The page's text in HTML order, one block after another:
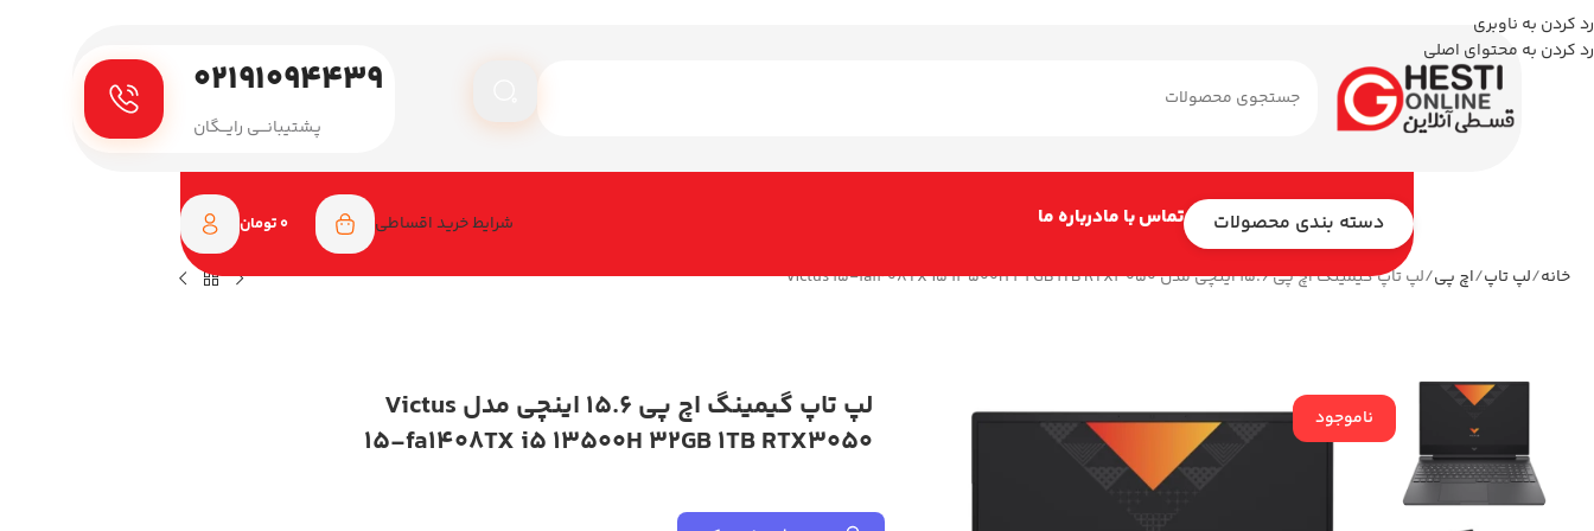
رد کردن به ناوبری
رد کردن به محتوای اصلی
۰۲۱۹۱۰۹۴۴۳۹
پـشتیبانـــی رایـــگان
دسته بندی محصولات تماس با مادرباره ما شرایط خرید اقساطی 0 تومان
خانه لپ تاپ اچ پی لپ تاپ گیمینگ اچ پی 15.6 اینچی مدل Victus 15-fa1408TX i5 13500H 32GB 1TB RTX3050
ناموجود
لپ تاپ گیمینگ اچ پی 15.6 اینچی مدل Victus
15-fa1408TX i5 13500H 32GB 1TB RTX3050